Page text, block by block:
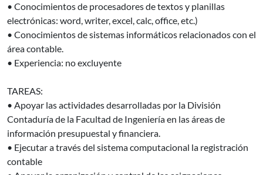
• Conocimientos de procesadores de textos y planillas
electrónicas: word, writer, excel, calc, office, etc.)
• Conocimientos de sistemas informáticos relacionados con el
área contable.
• Experiencia: no excluyente
TAREAS:
• Apoyar las actividades desarrolladas por la División
Contaduría de la Facultad de Ingeniería en las áreas de
información presupuestal y financiera.
• Ejecutar a través del sistema computacional la registración
contable